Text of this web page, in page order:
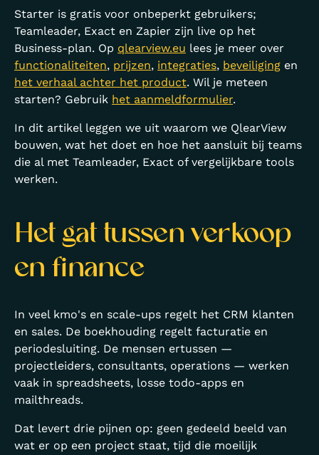
Starter is gratis voor onbeperkt gebruikers;
Teamleader, Exact en Zapier zijn live op het
Business-plan. Op qlearview.eu lees je meer over
functionaliteiten, prijzen, integraties, beveiliging en
het verhaal achter het product. Wil je meteen
starten? Gebruik het aanmeldformulier.
In dit artikel leggen we uit waarom we QlearView
bouwen, wat het doet en hoe het aansluit bij teams
die al met Teamleader, Exact of vergelijkbare tools
werken.
Het gat tussen verkoop
en finance
In veel kmo's en scale-ups regelt het CRM klanten
en sales. De boekhouding regelt facturatie en
periodesluiting. De mensen ertussen —
projectleiders, consultants, operations — werken
vaak in spreadsheets, losse todo-apps en
mailthreads.
Dat levert drie pijnen op: geen gedeeld beeld van
wat er op een project staat, tijd die moeilijk